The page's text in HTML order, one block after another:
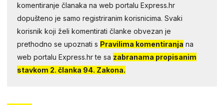
komentiranje članaka na web portalu Express.hr
dopušteno je samo registriranim korisnicima. Svaki
korisnik koji želi komentirati članke obvezan je
prethodno se upoznati s Pravilima komentiranja na
web portalu Express.hr te sa zabranama propisanim
stavkom 2. članka 94. Zakona.